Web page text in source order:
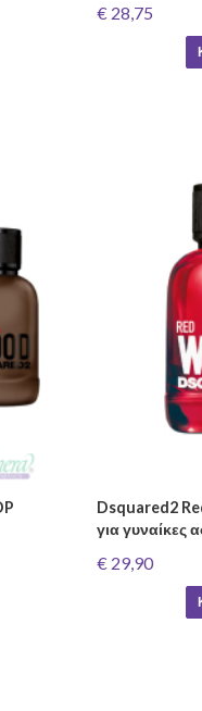
€ 28,75
Dsquared2
για γυναίκες
€ 29,90